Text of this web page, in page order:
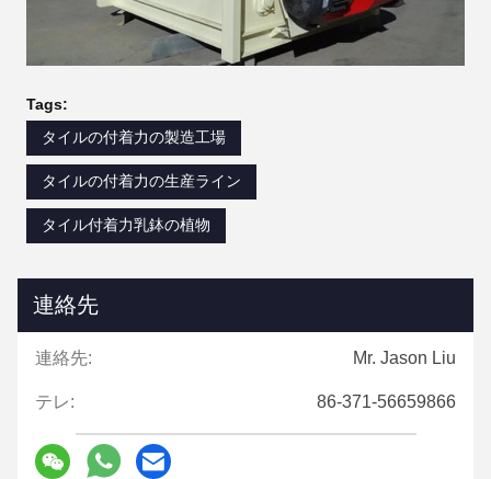
Tags:
タイルの付着力の製造工場
タイルの付着力の生産ライン
タイル付着力乳鉢の植物
連絡先
連絡先: Mr. Jason Liu
テレ: 86-371-56659866